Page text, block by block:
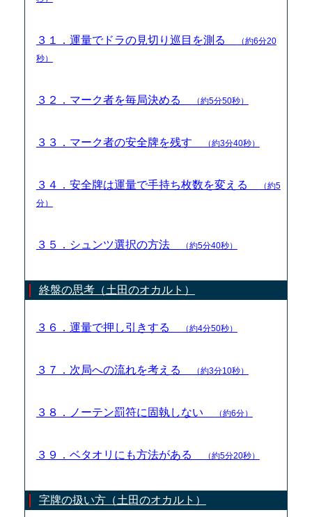
３１．運量でドラの見切り巡目を測る
（約6分20
秒）
３２．マーク者を毎局決める （約5分50秒）
３３．マーク者の安全牌を残す （約3分40秒）
３４．安全牌は運量で手持ち枚数を変える
（約5
分）
３５．シュンツ選択の方法 （約5分40秒）
終盤の思考（土田のオカルト）
３６．運量で押し引きする （約4分50秒）
３７．次局への流れを考える （約3分10秒）
３８．ノーテン罰符に固執しない （約6分）
３９．ベタオリにも方法がある （約5分20秒）
字牌の扱い方（土田のオカルト）